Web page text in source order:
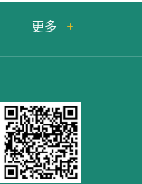
更多 